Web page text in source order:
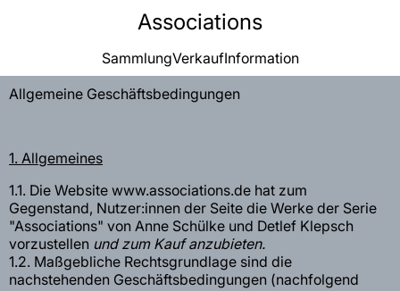
Associations
SammlungVerkaufInformation
Allgemeine Geschäftsbedingungen
1. Allgemeines
1.1. Die Website www.associations.de hat zum
Gegenstand, Nutzer:innen der Seite die Werke der Serie
"Associations" von Anne Schülke und Detlef Klepsch
vorzustellen und zum Kauf anzubieten.
1.2. Maßgebliche Rechtsgrundlage sind die
nachstehenden Geschäftsbedingungen (nachfolgend